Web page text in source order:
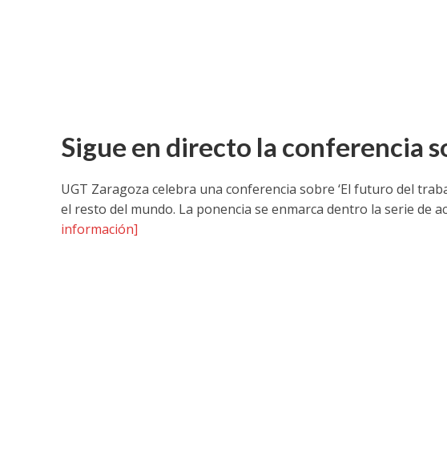
Sigue en directo la conferencia
UGT Zaragoza celebra una conferencia sobre ‘El futuro del
el resto del mundo. La ponencia se enmarca dentro la serie de
información]